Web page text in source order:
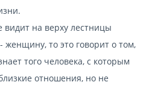
на верху лестницы
то это говорит о том,
того человека, с которым
отношения, но не